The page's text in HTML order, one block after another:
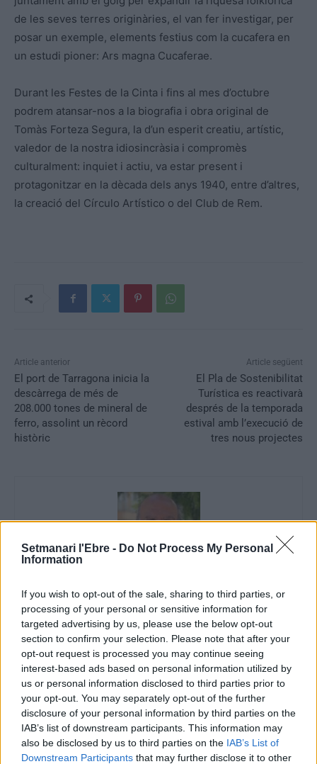
Setmanari l'Ebre - Do Not Process My Personal
Information
If you wish to opt-out of the sale, sharing to third parties, or
processing of your personal or sensitive information for
targeted advertising by us, please use the below opt-out
section to confirm your selection. Please note that after your
opt-out request is processed you may continue seeing
interest-based ads based on personal information utilized by
us or personal information disclosed to third parties prior to
your opt-out. You may separately opt-out of the further
disclosure of your personal information by third parties on the
IAB’s list of downstream participants. This information may
also be disclosed by us to third parties on the IAB’s List of
Downstream Participants that may further disclose it to other
de les seves terres originàries, el van fer investigar, per
posar un exemple, elements festius com la cucafera en
un estudi pioner: Ars magna Cucaferae.
Durant les Festes de la Cinta i fins al mes d’octubre
podrem atansar-nos a la biografia i obra original de
Tomàs Forteza Segura, la d’un esperit creatiu, artístic,
valedor de la nostra idiosincràsia i compromès
culturalment: inquiet i actiu, va estar present i
protagonitzar en la dècada dels anys 1940, entre d’altres,
la creació del Círculo Artístico o del Club de Rem.
Article anterior
El port de Tarragona inicia la
descàrrega de més de
208.000 tones de mineral de
ferro, assolint un rècord
històric
Article següent
El Pla de Sostenibilitat
Turística es reactivarà
després de la temporada
estival amb l’execució de
tres nous projectes
Albert Curto
Director de l’Arxiu Històric Comarcal del Baix Ebre
ARTICLES RELACIONATS
VÍDEO · Un documental recupera les
històries darrere el desmantellament de
vaixells enfonsats durant la postguerra a